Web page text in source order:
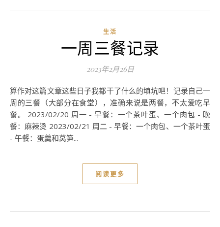
生活
一周三餐记录
2023年2月26日
算作对这篇文章这些日子我都干了什么的填坑吧！记录自己一
周的三餐（大部分在食堂），准确来说是两餐，不太爱吃早
餐。 2023/02/20 周一 - 早餐：一个茶叶蛋、一个肉包 - 晚
餐：麻辣烫 2023/02/21 周二 - 早餐：一个肉包、一个茶叶蛋
- 午餐：蛋羹和莴笋...
阅读更多